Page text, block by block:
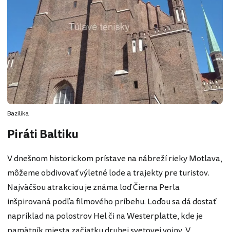
Bazilika
Piráti Baltiku
V dnešnom historickom prístave na nábreží rieky Motlava,
môžeme obdivovať výletné lode a trajekty pre turistov.
Najväčšou atrakciou je známa loď Čierna Perla
inšpirovaná podľa filmového príbehu. Loďou sa dá dostať
napríklad na polostrov Hel či na Westerplatte, kde je